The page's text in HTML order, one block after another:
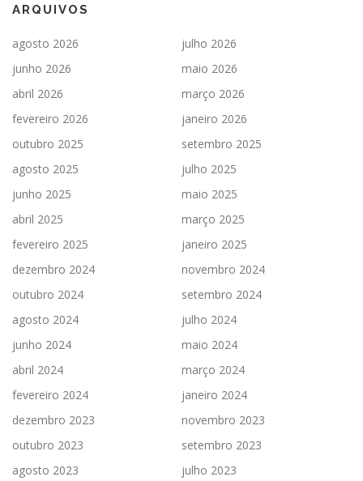
ARQUIVOS
agosto 2026
julho 2026
junho 2026
maio 2026
abril 2026
março 2026
fevereiro 2026
janeiro 2026
outubro 2025
setembro 2025
agosto 2025
julho 2025
junho 2025
maio 2025
abril 2025
março 2025
fevereiro 2025
janeiro 2025
dezembro 2024
novembro 2024
outubro 2024
setembro 2024
agosto 2024
julho 2024
junho 2024
maio 2024
abril 2024
março 2024
fevereiro 2024
janeiro 2024
dezembro 2023
novembro 2023
outubro 2023
setembro 2023
agosto 2023
julho 2023